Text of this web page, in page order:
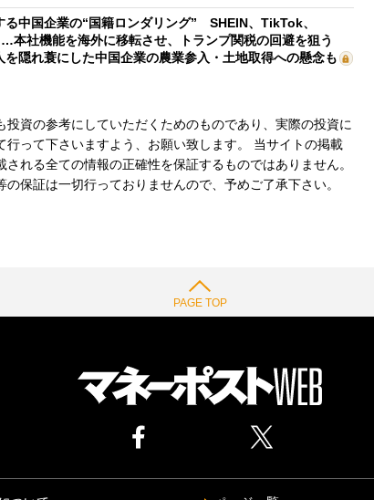
る中国企業の“国籍ロンダリング” SHEIN、TikTok、
本社機能を海外に移転させ、トランプ関税の回避を狙う
を隠れ蓑にした中国企業の農業参入・土地取得への懸念も
資の参考にしていただくためのものであり、実際の投資に
って下さいますよう、お願い致します。 当サイトの掲載
れる全ての情報の正確性を保証するものではありません。
保証は一切行っておりませんので、予めご了承下さい。
PAGE TOP